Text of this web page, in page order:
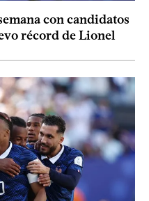
con candidatos
récord de Lionel